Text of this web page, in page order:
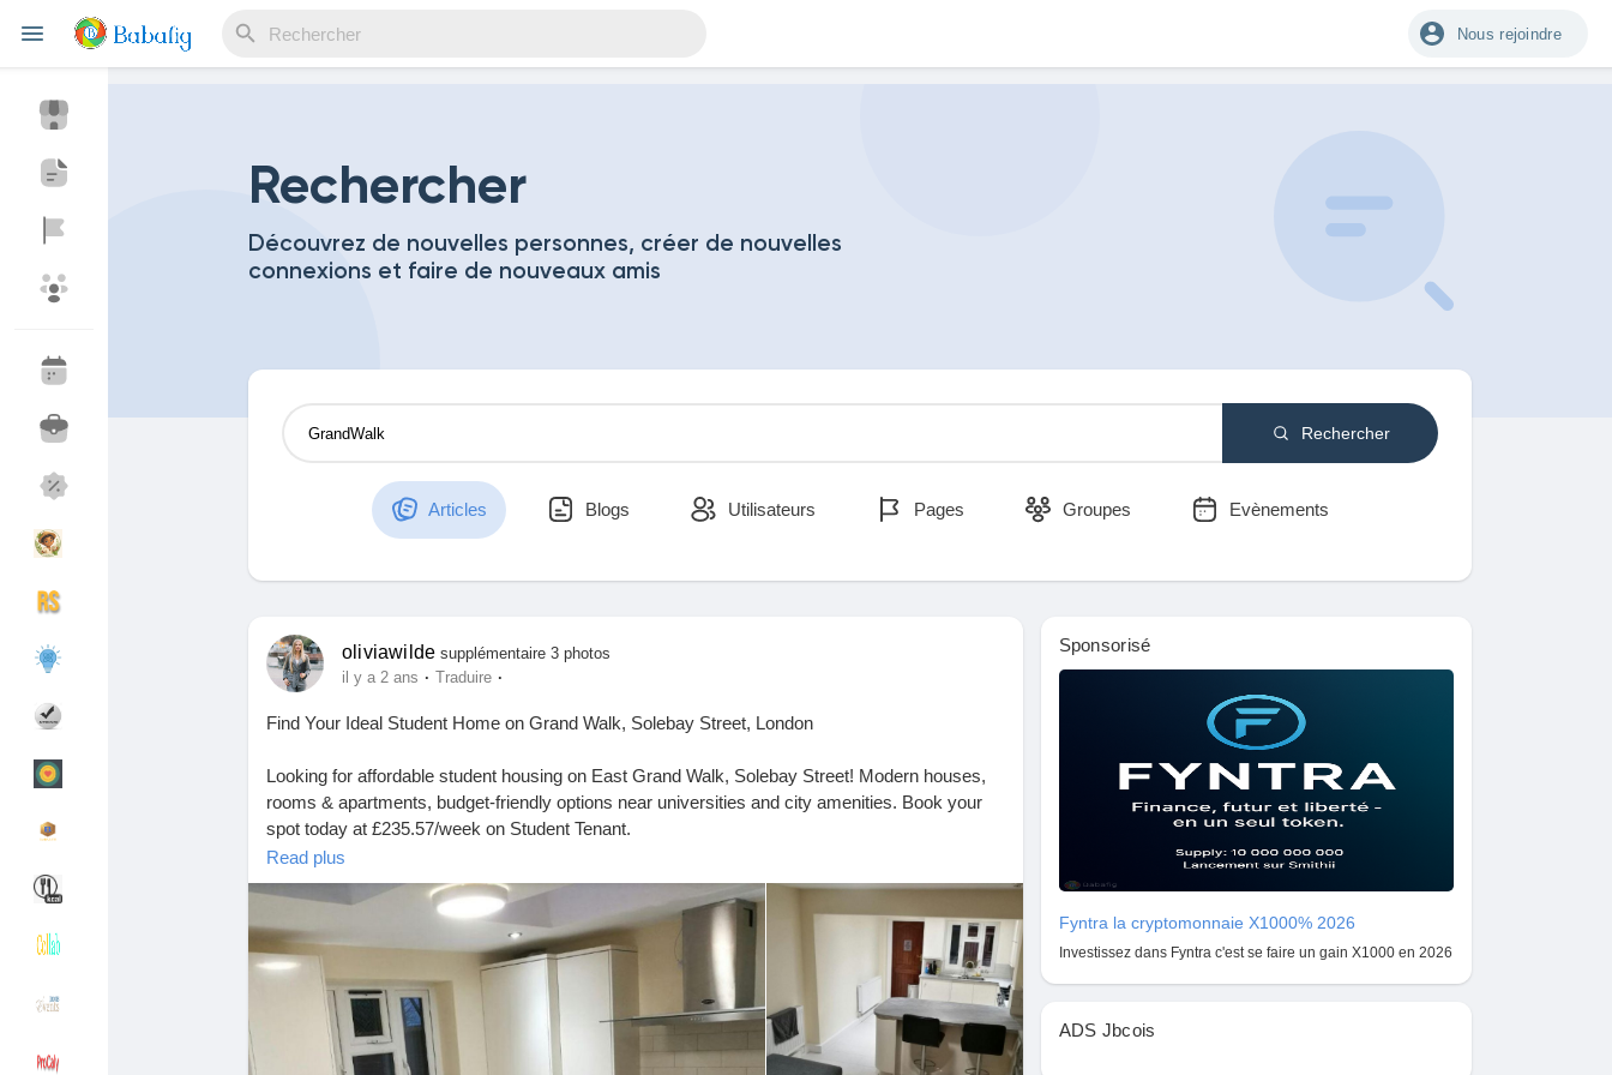
Nous rejoindre
Découvrir Evènements Mes événements
Mes produits
Pages aimées
Découvrir les articles
Mon financement
Mes Offres
Rechercher
Découvrez de nouvelles personnes, créer de nouvelles
connexions et faire de nouveaux amis
Rechercher
Articles Blogs Utilisateurs Pages Groupes Evènements
oliviawilde supplémentaire 3 photos
il y a 2 ans · Traduire ·
Find Your Ideal Student Home on Grand Walk, Solebay Street, London
Looking for affordable student housing on East Grand Walk, Solebay Street! Modern houses,
rooms & apartments, budget-friendly options near universities and city amenities. Book your
spot today at £235.57/week on Student Tenant.
#StudentHousing #SolebayStreet #StudentAccommodation #LondonStudents #StudentRentals
#GrandWalk
https://www.studenttenant.com/student-accommodation/london/grand-walk-solebay-street-
Read plus
Sponsorisé
Fyntra la cryptomonnaie X1000% 2026
Investissez dans Fyntra c'est se faire un gain X1000 en 2026
ADS Jbcois